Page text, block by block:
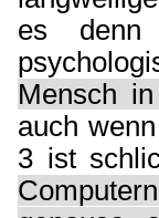
es
Mensch
auch
3 ist